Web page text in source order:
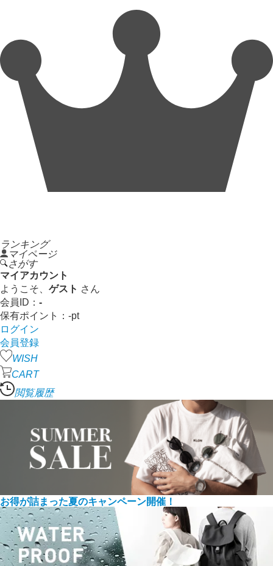
ランキング
マイページ
さがす
マイアカウント
ようこそ、 ゲスト さん
会員ID： -
保有ポイント： -pt
ログイン
会員登録
WISH
CART
閲覧履歴
お得が詰まった夏のキャンペーン開催！